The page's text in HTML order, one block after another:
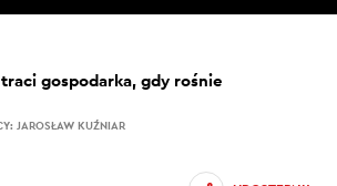
gospodarka, gdy rośnie
JAROSŁAW KUŹNIAR